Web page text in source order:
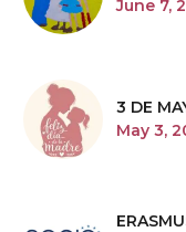
June 7,
3 DE
May 3,